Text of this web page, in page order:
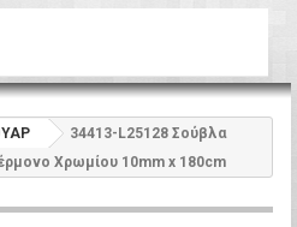
34413-L25128 Σούβλα
Χρωμίου 10mm x 180cm